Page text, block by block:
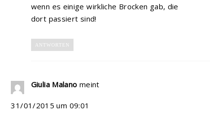
wenn es einige wirkliche Brocken gab, die
dort passiert sind!
ANTWORTEN
Giulia Malano meint
31/01/2015 um 09:01